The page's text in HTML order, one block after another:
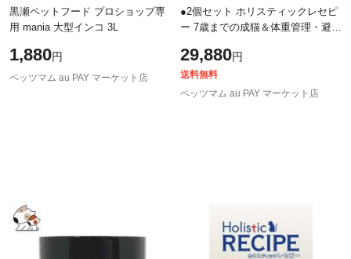
黒瀬ペットフード プロショップ専
用 mania 大型インコ 3L
1,880円
ペッツマム au PAY マーケット店
●2個セット ホリスティックレセピ
ー 7歳までの成猫＆体重管理・避
ーダーバック 15kg（各1個ずつ） 2
個
29,880円
送料無料
ペッツマム au PAY マーケット店